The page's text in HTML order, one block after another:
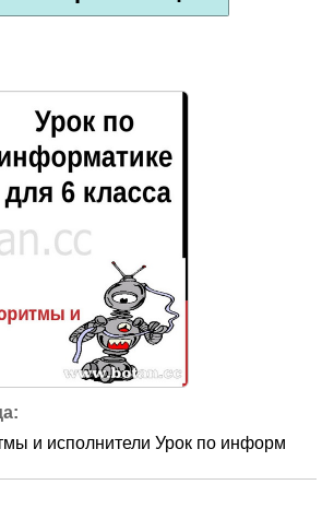
и исполнители Урок по информ